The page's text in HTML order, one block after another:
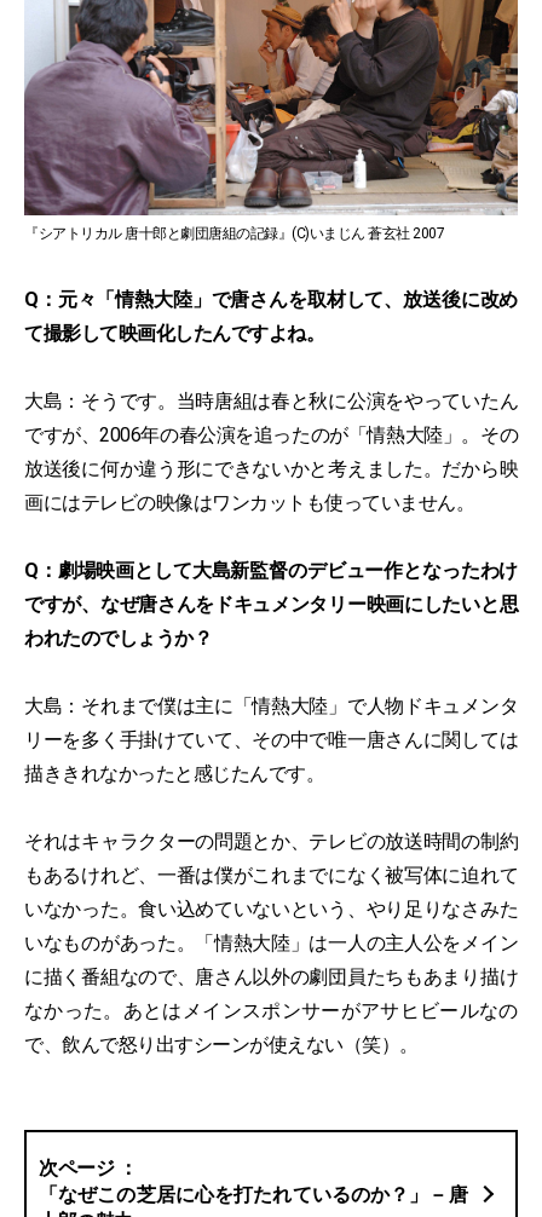
『シアトリカル 唐十郎と劇団唐組の記録』(C)いまじん 蒼玄社 2007
Q：元々「情熱大陸」で唐さんを取材して、放送後に改め
て撮影して映画化したんですよね。
大島：そうです。当時唐組は春と秋に公演をやっていたん
ですが、2006年の春公演を追ったのが「情熱大陸」。その
放送後に何か違う形にできないかと考えました。だから映
画にはテレビの映像はワンカットも使っていません。
Q：劇場映画として大島新監督のデビュー作となったわけ
ですが、なぜ唐さんをドキュメンタリー映画にしたいと思
われたのでしょうか？
大島：それまで僕は主に「情熱大陸」で人物ドキュメンタ
リーを多く手掛けていて、その中で唯一唐さんに関しては
描ききれなかったと感じたんです。
それはキャラクターの問題とか、テレビの放送時間の制約
もあるけれど、一番は僕がこれまでになく被写体に迫れて
いなかった。食い込めていないという、やり足りなさみた
いなものがあった。「情熱大陸」は一人の主人公をメイン
に描く番組なので、唐さん以外の劇団員たちもあまり描け
なかった。あとはメインスポンサーがアサヒビールなの
で、飲んで怒り出すシーンが使えない（笑）。
「なぜこの芝居に心を打たれているのか？」－唐